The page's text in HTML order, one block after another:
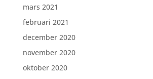
mars 2021
februari 2021
december 2020
november 2020
oktober 2020